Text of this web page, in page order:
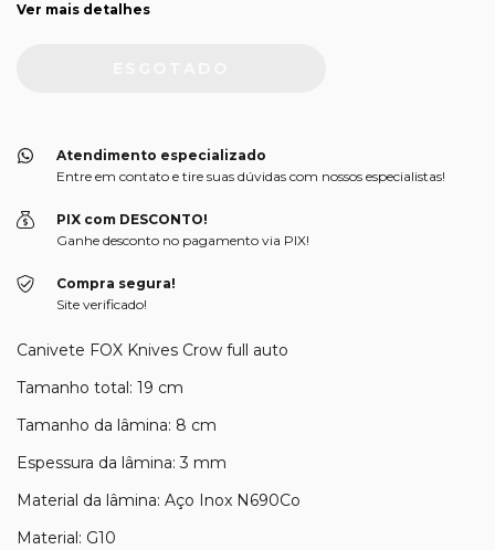
Ver mais detalhes
Atendimento especializado
Entre em contato e tire suas dúvidas com nossos especialistas!
PIX com DESCONTO!
Ganhe desconto no pagamento via PIX!
Compra segura!
Site verificado!
Canivete FOX Knives Crow full auto
Tamanho total: 19 cm
Tamanho da lâmina: 8 cm
Espessura da lâmina: 3 mm
Material da lâmina: Aço Inox N690Co
Material: G10